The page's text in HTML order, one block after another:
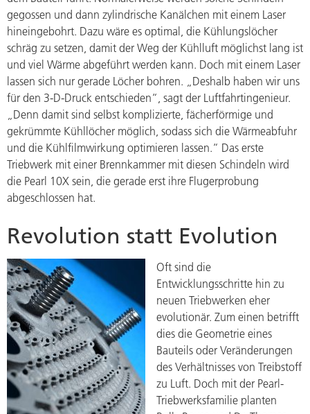
gegossen und dann zylindrische Kanälchen mit einem Laser
hineingebohrt. Dazu wäre es optimal, die Kühlungslöcher
schräg zu setzen, damit der Weg der Kühlluft möglichst lang ist
und viel Wärme abgeführt werden kann. Doch mit einem Laser
lassen sich nur gerade Löcher bohren. „Deshalb haben wir uns
für den 3-D-Druck entschieden“, sagt der Luftfahrtingenieur.
„Denn damit sind selbst komplizierte, fächerförmige und
gekrümmte Kühllöcher möglich, sodass sich die Wärmeabfuhr
und die Kühlfilmwirkung optimieren lassen.“ Das erste
Triebwerk mit einer Brennkammer mit diesen Schindeln wird
die Pearl 10X sein, die gerade erst ihre Flugerprobung
abgeschlossen hat.
Revolution statt Evolution
Oft sind die
Entwicklungsschritte hin zu
neuen Triebwerken eher
evolutionär. Zum einen betrifft
dies die Geometrie eines
Bauteils oder Veränderungen
des Verhältnisses von Treibstoff
zu Luft. Doch mit der Pearl-
Triebwerksfamilie planten